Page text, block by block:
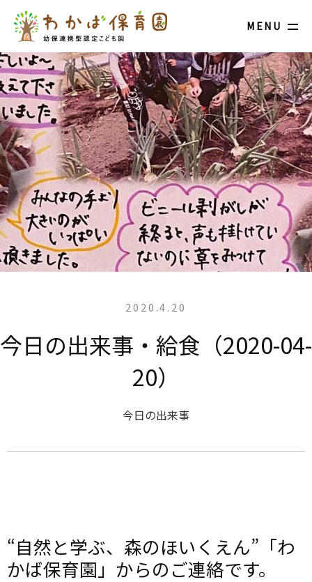
MENU
2020.4.20
今日の出来事・給食（2020-04-
20）
今日の出来事
“自然と学ぶ、森のほいくえん”「わ
かば保育園」からのご連絡です。